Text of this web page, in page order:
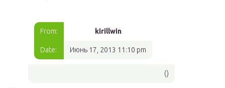
From: kirillwin
Date: Июнь 17, 2013 11:10 pm
()